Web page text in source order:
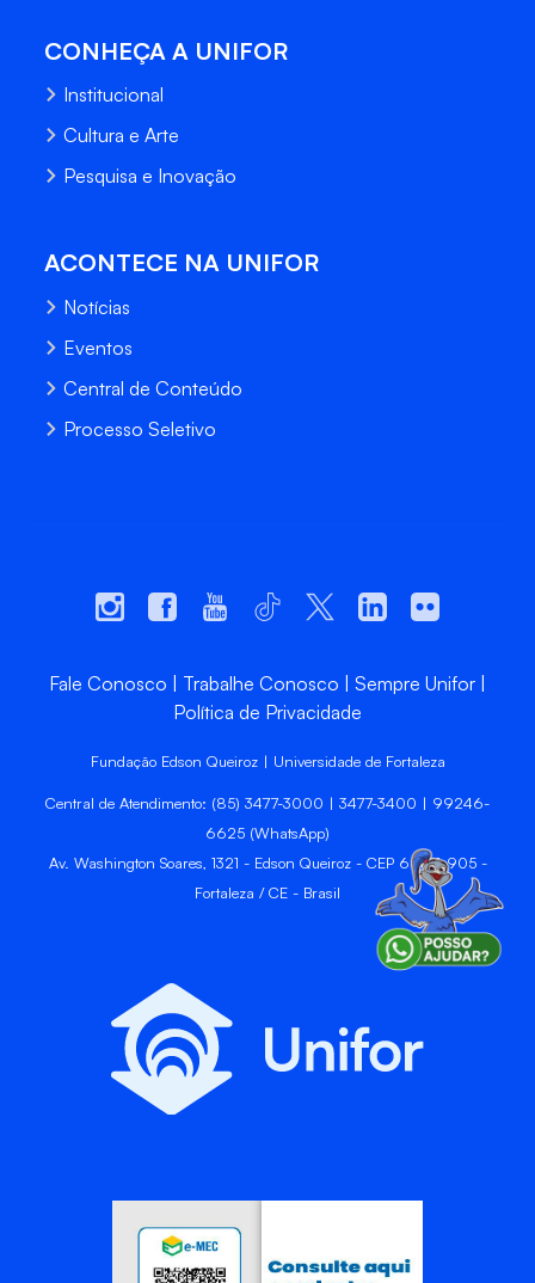
CONHEÇA A UNIFOR
Institucional
Cultura e Arte
Pesquisa e Inovação
ACONTECE NA UNIFOR
Notícias
Eventos
Central de Conteúdo
Processo Seletivo
Fale Conosco Trabalhe Conosco
Sempre Unifor
Política de Privacidade
Fundação Edson Queiroz | Universidade de Fortaleza
Central de Atendimento: (85) 3477-3000 | 3477-3400 | 99246-
6625 (WhatsApp)
Av. Washington Soares, 1321 - Edson Queiroz - CEP 60811-905 -
Fortaleza / CE - Brasil